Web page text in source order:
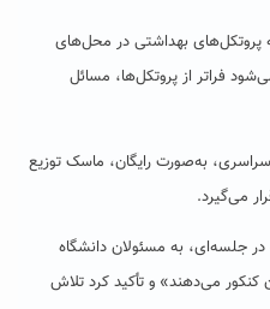
پروتکل‌های بهداشتی در محل‌های
فراتر از پروتکل‌ها، مسائل
به‌صورت رایگان، ماسک توزیع
می‌گیرد.
جلسه‌ای، به مسئولان دانشگاه
می‌دهند» و تأکید کرد تلاش